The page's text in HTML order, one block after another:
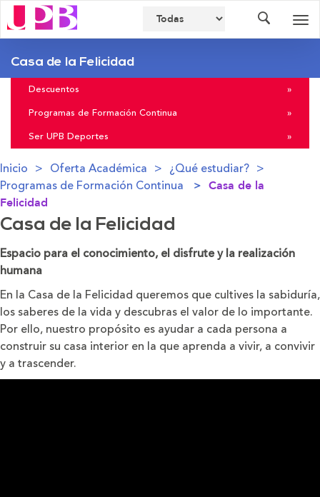
Casa de la Felicidad
Descuentos
»
Programas de Formación Continua
»
Ser UPB Deportes
»
Inicio Oferta Académica
¿Qué estudiar?
Programas de Formación Continua
Casa de la
Felicidad
Casa de la Felicidad
Espacio para el conocimiento, el disfrute y la realización
humana
En la Casa de la Felicidad queremos que cultives la sabiduría,
los saberes de la vida y descubras el valor de lo importante.
Por ello, nuestro propósito es ayudar a cada persona a
construir su casa interior en la que aprenda a vivir, a convivir
y a trascender.